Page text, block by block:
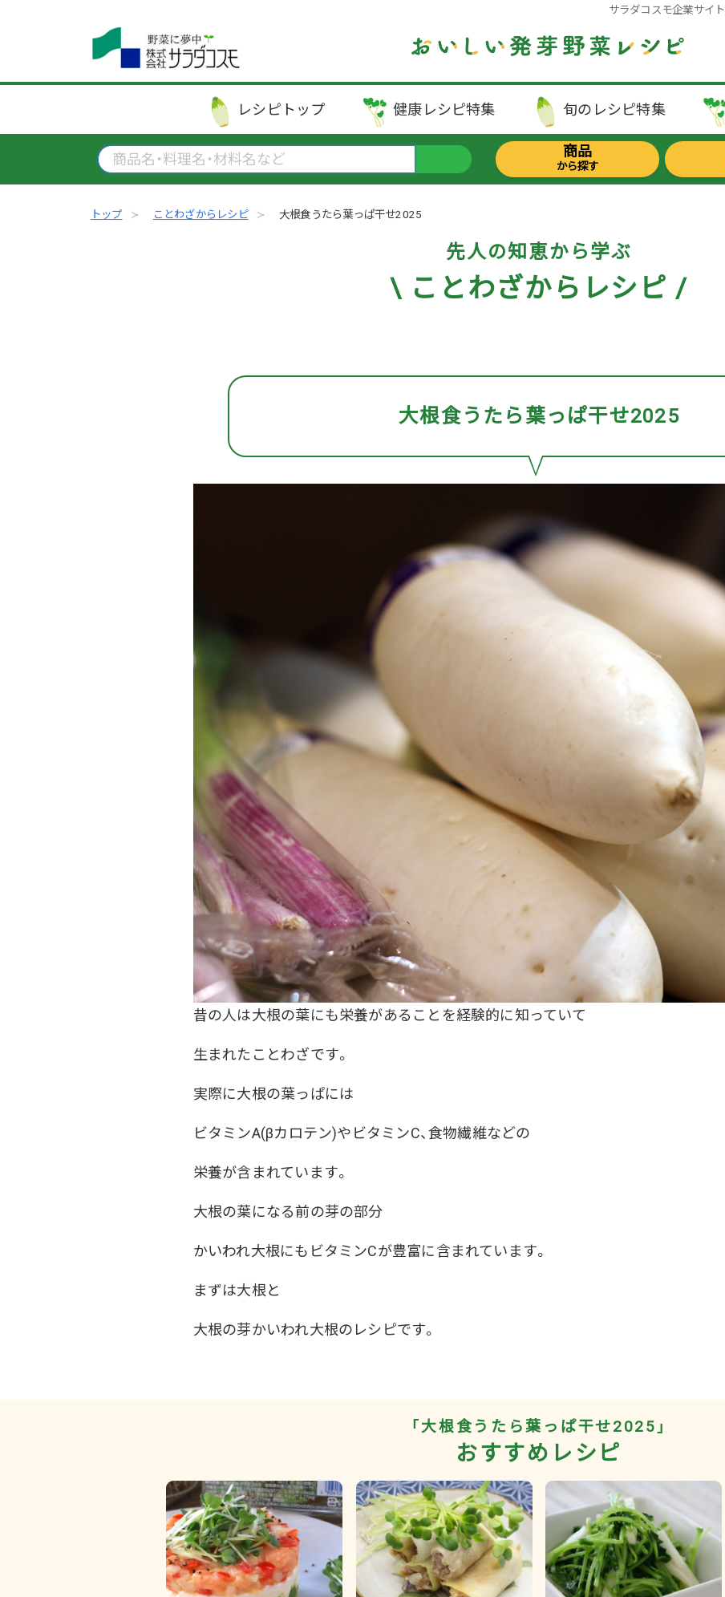
レシピ トップ 健康レシピ特集 旬のレシピ特集
サラダコスモ企業サイト
商品
から探す
トップ ことわざからレシピ 大根食うたら葉っぱ干せ2025
先人の知恵から学ぶ
\ ことわざからレシピ /
大根食うたら葉っぱ干せ2025
昔の人は大根の葉にも栄養があることを経験的に知っていて
生まれたことわざです。
実際に大根の葉っぱには
ビタミンA(βカロテン)やビタミンC、食物繊維などの
栄養が含まれています。
大根の葉になる前の芽の部分
かいわれ大根にもビタミンCが豊富に含まれています。
まずは大根と
大根の芽かいわれ大根のレシピです。
「大根食うたら葉っぱ干せ2025」
おすすめレシピ